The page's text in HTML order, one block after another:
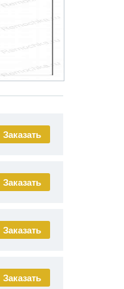
Заказать
Заказать
Заказать
Заказать